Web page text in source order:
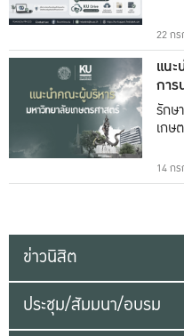
22 ก
แน
กา
ธรร
รักษ
เกษ
14 ก
ข่าวนิสิต
ประชุม/สัมมนา/อบรม